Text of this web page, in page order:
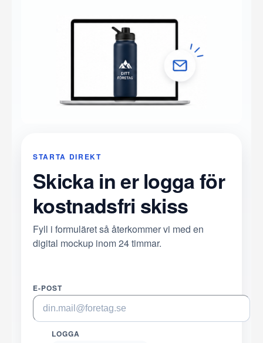
STARTA DIREKT
Skicka in er logga för
kostnadsfri skiss
Fyll i formuläret så återkommer vi med en
digital mockup inom 24 timmar.
E-POST
LOGGA